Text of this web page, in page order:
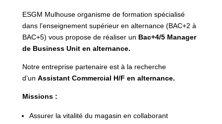
ESGM Mulhouse organisme de formation spécialisé
dans l’enseignement supérieur en alternance (BAC+2 à
BAC+5) vous propose de réaliser un Bac+4/5 Manager
de Business Unit en alternance.
Notre entreprise partenaire est à la recherche
d’un Assistant Commercial H/F en alternance.
Missions :
Assurer la vitalité du magasin en collaborant